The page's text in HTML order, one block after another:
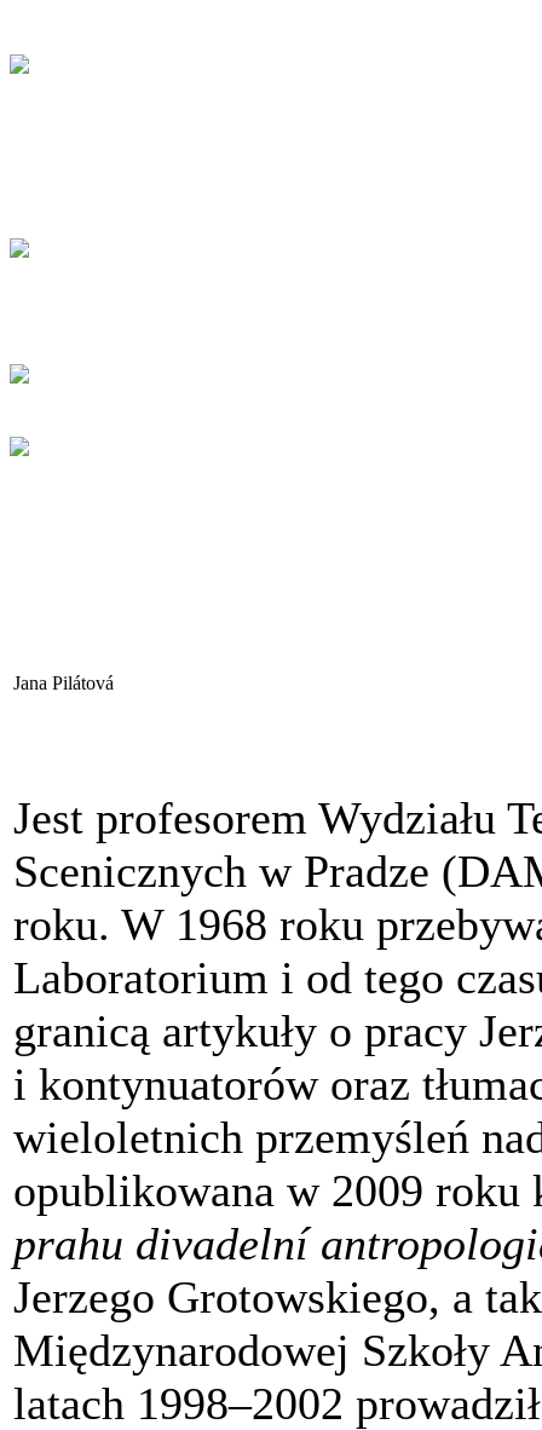
Jana Pilátová
Jest profesorem Wydziału
Scenicznych w Pradze
roku. W 1968 roku
Laboratorium i od tego
granicą artykuły o pracy
i kontynuatorów oraz
wieloletnich przemyśleń
opublikowana w 2009 roku
prahu divadelní
Jerzego Grotowskiego, a
Międzynarodowej Szkoły
latach 1998–2002